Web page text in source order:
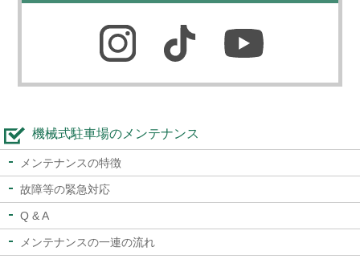
機械式駐車場のメンテナンス
メンテナンスの特徴
故障等の緊急対応
Q & A
メンテナンスの一連の流れ